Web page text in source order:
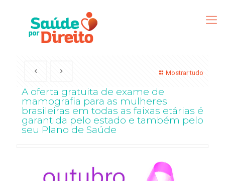
Mostrar tudo
A oferta gratuita de exame de
mamografia para as mulheres
brasileiras em todas as faixas etárias é
garantida pelo estado e também pelo
seu Plano de Saúde